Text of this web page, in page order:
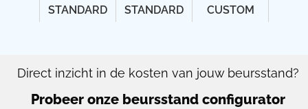
STANDARD STANDARD CUSTOM
Direct inzicht in de kosten van jouw beursstand?
Probeer onze beursstand configurator